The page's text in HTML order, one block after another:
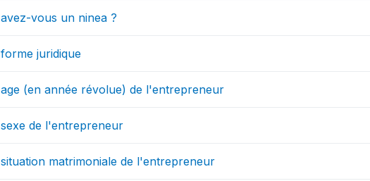
avez-vous un ninea ?
forme juridique
age (en année révolue) de l'entrepreneur
sexe de l'entrepreneur
situation matrimoniale de l'entrepreneur